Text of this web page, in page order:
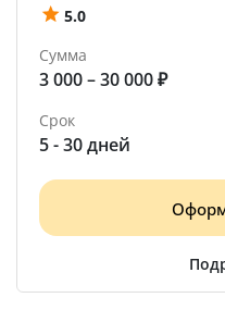
5.0
Сумма
3 000 – 30 000 ₽
Срок
5 - 30 дней